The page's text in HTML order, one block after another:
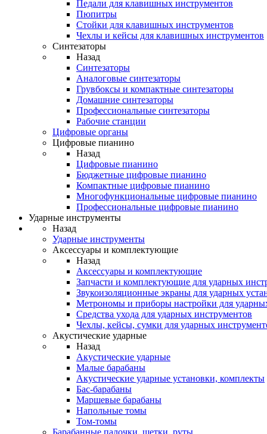
Педали для клавишных инструментов
Пюпитры
Стойки для клавишных инструментов
Чехлы и кейсы для клавишных инструментов
Синтезаторы
Назад
Синтезаторы
Аналоговые синтезаторы
Грувбоксы и компактные синтезаторы
Домашние синтезаторы
Профессиональные синтезаторы
Рабочие станции
Цифровые органы
Цифровые пианино
Назад
Цифровые пианино
Бюджетные цифровые пианино
Компактные цифровые пианино
Многофункциональные цифровые пианино
Профессиональные цифровые пианино
Ударные инструменты
Назад
Ударные инструменты
Аксессуары и комплектующие
Назад
Аксессуары и комплектующие
Запчасти и комплектующие для ударных
Звукоизоляционные экраны для ударных
Метрономы и приборы настройки для
Средства ухода для ударных инструментов
Чехлы, кейсы, сумки для ударных
Акустические ударные
Назад
Акустические ударные
Mалые барабаны
Акустические ударные установки, комплекты
Бас-барабаны
Маршевые барабаны
Напольные томы
Том-томы
Барабанные палочки, щетки, руты